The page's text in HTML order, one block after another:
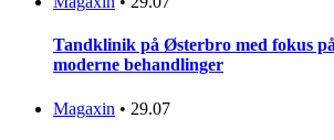
Tandklinik på Østerbro med fokus
moderne behandlinger
Magaxin • 29.07